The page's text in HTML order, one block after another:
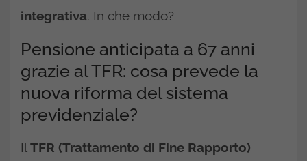
integrativa. In che modo?
Pensione anticipata a 67 anni
grazie al TFR: cosa prevede la
nuova riforma del sistema
previdenziale?
Il TFR (Trattamento di Fine Rapporto)